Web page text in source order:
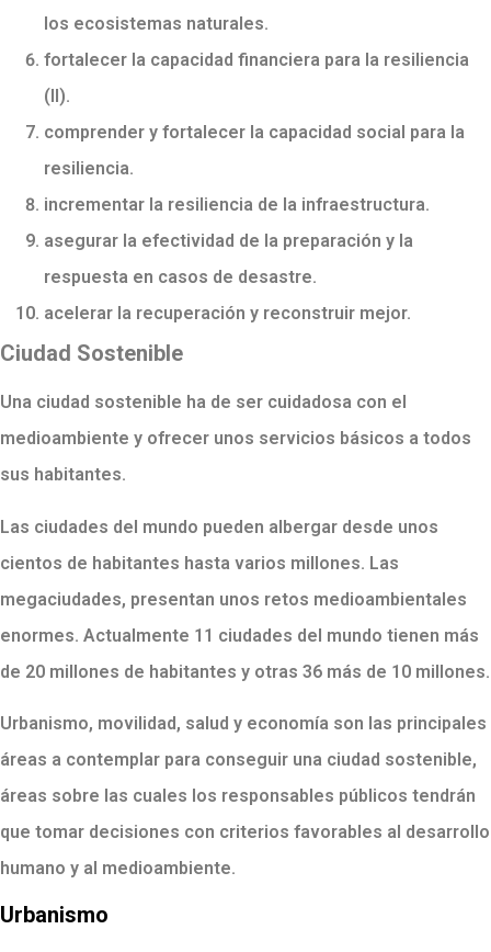
los ecosistemas naturales.
fortalecer la capacidad financiera para la resiliencia
(II).
comprender y fortalecer la capacidad social para la
resiliencia.
incrementar la resiliencia de la infraestructura.
asegurar la efectividad de la preparación y la
respuesta en casos de desastre.
acelerar la recuperación y reconstruir mejor.
Ciudad Sostenible
Una ciudad sostenible ha de ser cuidadosa con el
medioambiente y ofrecer unos servicios básicos a todos
sus habitantes.
Las ciudades del mundo pueden albergar desde unos
cientos de habitantes hasta varios millones. Las
megaciudades, presentan unos retos medioambientales
enormes. Actualmente 11 ciudades del mundo tienen más
de 20 millones de habitantes y otras 36 más de 10 millones.
Urbanismo, movilidad, salud y economía son las principales
áreas a contemplar para conseguir una ciudad sostenible,
áreas sobre las cuales los responsables públicos tendrán
que tomar decisiones con criterios favorables al desarrollo
humano y al medioambiente.
Urbanismo